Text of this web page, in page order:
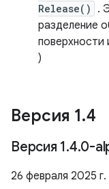
Release()
.
разделение
поверхности
)
Версия 1.4
Версия 1.4.0-
26 февраля 2025 г.